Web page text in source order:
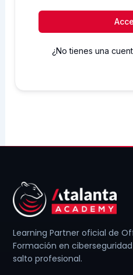
¿No tienes una
Learning Partner oficial de
Formación en
salto profesional.